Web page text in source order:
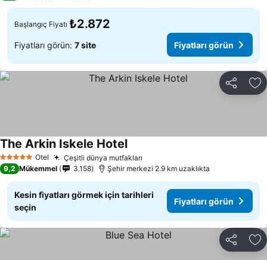
Başlangıç Fiyatı ₺2.872
Fiyatları görün: 7 site Fiyatları görün
Paylaş
5 Yıldız Otel Çeşitli dünya mutfakları
The Arkin Iskele Hotel
9,2 Mükemmel 3.158 Şehir merkezi 2.9 km uzaklıkta
Kesin fiyatları görmek için tarihleri
seçin
Fiyatları görün
Paylaş